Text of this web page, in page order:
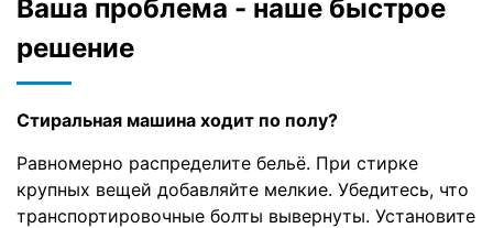
Ваша проблема - наше быстрое
решение
Стиральная машина ходит по полу?
Равномерно распределите бельё. При стирке
крупных вещей добавляйте мелкие. Убедитесь, что
транспортировочные болты вывернуты. Установите